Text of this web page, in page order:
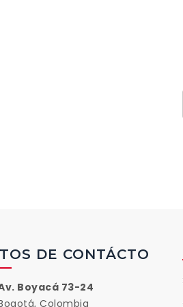
DE CONTÁCTO
Boyacá 73-24
Colombia